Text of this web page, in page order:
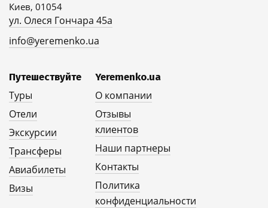
Киев, 01054
ул. Олеся Гончара 45а
info@yeremenko.ua
Путешествуйте
Туры
Отели
Экскурсии
Трансферы
Авиабилеты
Визы
Yeremenko.ua
О компании
Отзывы
клиентов
Наши партнеры
Контакты
Политика
конфиденциальности